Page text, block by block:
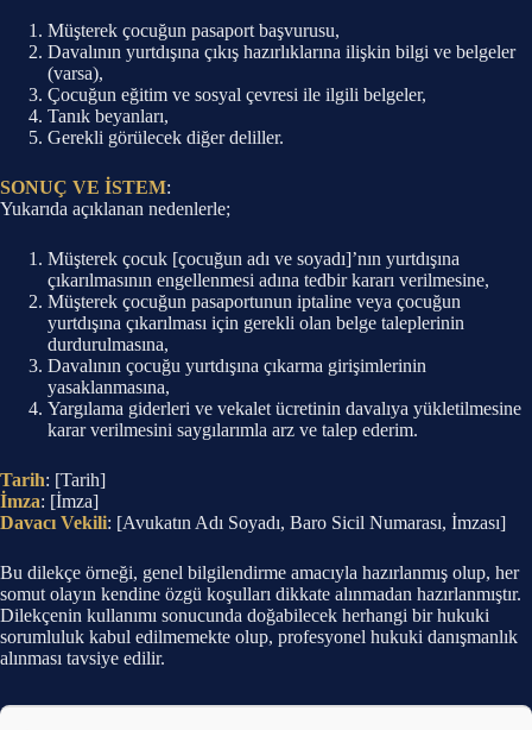
Müşterek çocuğun pasaport başvurusu,
Davalının yurtdışına çıkış hazırlıklarına ilişkin bilgi ve belgeler
(varsa),
Çocuğun eğitim ve sosyal çevresi ile ilgili belgeler,
Tanık beyanları,
Gerekli görülecek diğer deliller.
SONUÇ VE İSTEM:
Yukarıda açıklanan nedenlerle;
Müşterek çocuk [çocuğun adı ve soyadı]’nın yurtdışına
çıkarılmasının engellenmesi adına tedbir kararı verilmesine,
Müşterek çocuğun pasaportunun iptaline veya çocuğun
yurtdışına çıkarılması için gerekli olan belge taleplerinin
durdurulmasına,
Davalının çocuğu yurtdışına çıkarma girişimlerinin
yasaklanmasına,
Yargılama giderleri ve vekalet ücretinin davalıya yükletilmesine
karar verilmesini saygılarımla arz ve talep ederim.
Tarih: [Tarih]
İmza: [İmza]
Davacı Vekili: [Avukatın Adı Soyadı, Baro Sicil Numarası, İmzası]
Bu dilekçe örneği, genel bilgilendirme amacıyla hazırlanmış olup, her
somut olayın kendine özgü koşulları dikkate alınmadan hazırlanmıştır.
Dilekçenin kullanımı sonucunda doğabilecek herhangi bir hukuki
sorumluluk kabul edilmemekte olup, profesyonel hukuki danışmanlık
alınması tavsiye edilir.